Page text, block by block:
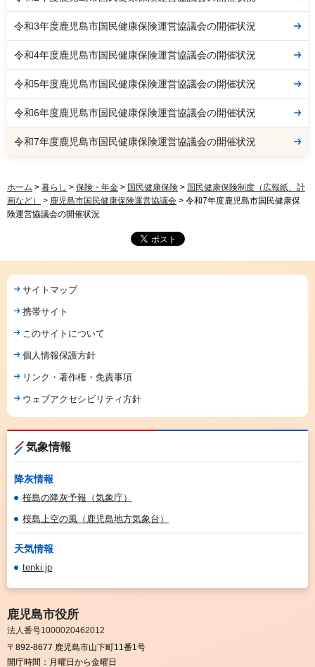
令和3年度鹿児島市国民健康保険運営協議会の開催状況
令和4年度鹿児島市国民健康保険運営協議会の開催状況
令和5年度鹿児島市国民健康保険運営協議会の開催状況
令和6年度鹿児島市国民健康保険運営協議会の開催状況
令和7年度鹿児島市国民健康保険運営協議会の開催状況
ホーム > 暮らし > 保険・年金 > 国民健康保険 > 国民健康保険制度（広報紙、計
画など）
> 鹿児島市国民健康保険運営協議会 > 令和7年度鹿児島市国民健康保
険運営協議会の開催状況
サイトマップ
携帯サイト
このサイトについて
個人情報保護方針
リンク・著作権・免責事項
ウェブアクセシビリティ方針
気象情報
降灰情報
桜島の降灰予報（気象庁）
桜島上空の風（鹿児島地方気象台）
天気情報
tenki.jp
鹿児島市役所
法人番号1000020462012
〒892-8677 鹿児島市山下町11番1号
開庁時間： 月曜日から金曜日